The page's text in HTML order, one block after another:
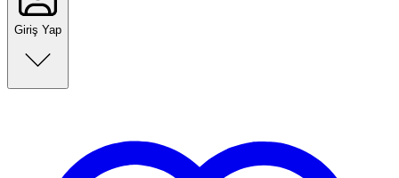
Giriş Yap